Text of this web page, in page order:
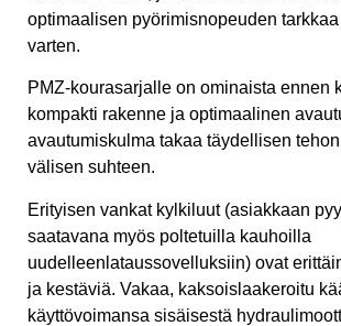
optimaalisen pyörimisnopeuden
varten.
PMZ-kourasarjalle on ominaista ennen
kompakti rakenne ja optimaalinen
avautumiskulma takaa täydellisen
välisen suhteen.
Erityisen vankat kylkiluut (asiakkaan
saatavana myös poltetuilla kauhoilla
uudelleenlataussovelluksiin) ovat
ja kestäviä. Vakaa, kaksoislaakeroitu
käyttövoimansa sisäisestä